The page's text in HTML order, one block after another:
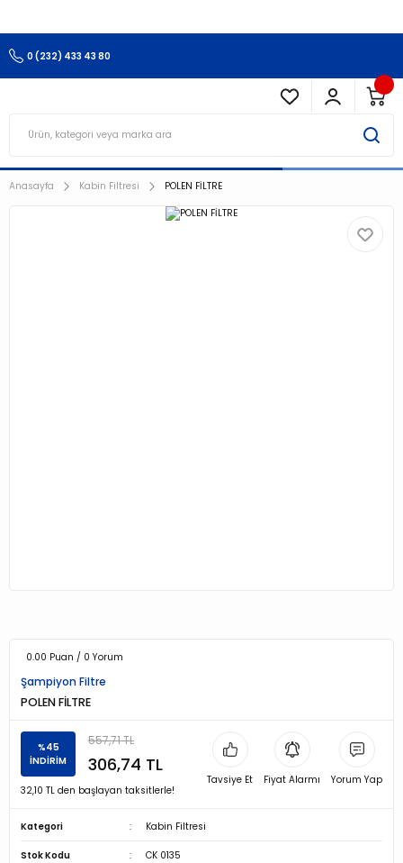
0 (232) 433 43 80
Anasayfa Kabin Filtresi POLEN FİLTRE
0.00 Puan / 0 Yorum
Şampiyon Filtre
POLEN FİLTRE
%45
İNDİRİM
557,71 TL
306,74 TL
32,10 TL den başlayan taksitlerle!
Tavsiye Et Fiyat Alarmı Yorum Yap
Kategori Kabin Filtresi
Stok Kodu CK 0135